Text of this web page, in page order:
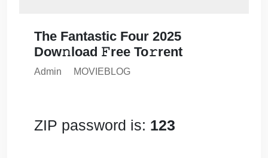
The Fantastic Four 2025
Dow𝚗load 𝙵ree To𝚛rent
Admin MOVIEBLOG
ZIP password is: 123